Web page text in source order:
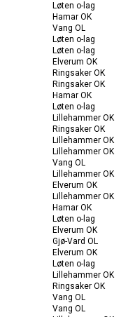
Løten o-lag
Hamar OK
Vang OL
Løten o-lag
Løten o-lag
Elverum OK
Ringsaker OK
Ringsaker OK
Hamar OK
Løten o-lag
Lillehammer OK
Ringsaker OK
Lillehammer OK
Lillehammer OK
Vang OL
Lillehammer OK
Elverum OK
Lillehammer OK
Hamar OK
Løten o-lag
Elverum OK
Gjø-Vard OL
Elverum OK
Løten o-lag
Lillehammer OK
Ringsaker OK
Vang OL
Vang OL